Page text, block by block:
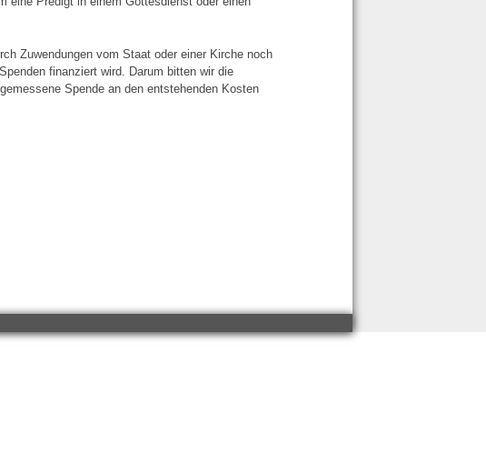
Zuwendungen vom Staat oder einer Kirche noch
finanziert wird. Darum bitten wir die
Spende an den entstehenden Kosten